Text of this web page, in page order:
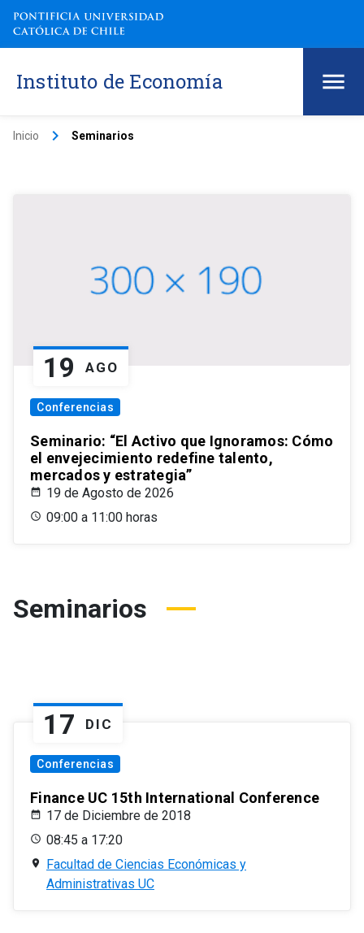
Instituto de Economía
Inicio keyboard_arrow_right Seminarios
19 AGO
Conferencias
Seminario: “El Activo que Ignoramos: Cómo
el envejecimiento redefine talento,
mercados y estrategia”
19 de Agosto de 2026
09:00 a 11:00 horas
Seminarios
17 DIC
Conferencias
Finance UC 15th International Conference
17 de Diciembre de 2018
08:45 a 17:20
Facultad de Ciencias Económicas y
Administrativas UC